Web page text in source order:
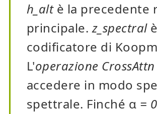
h_altè la precedente
principale.z_spectral
codificatore di
L'operazione CrossAttn
accedere in modo
spettrale. Finché α = 0